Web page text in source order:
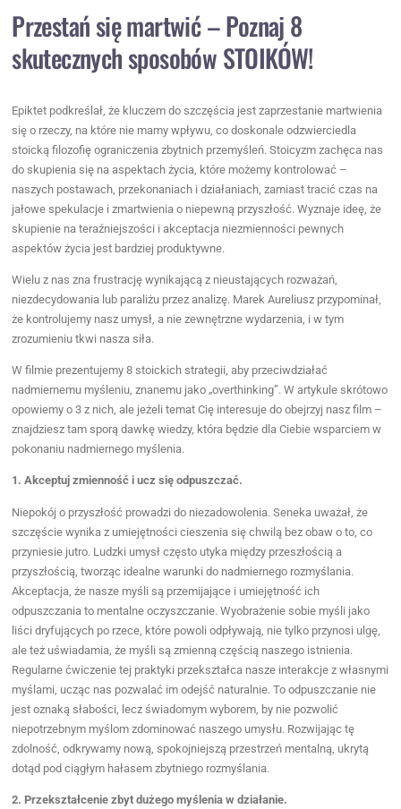
Przestań się martwić – Poznaj 8
skutecznych sposobów STOIKÓW!
Epiktet podkreślał, że kluczem do szczęścia jest zaprzestanie martwienia
się o rzeczy, na które nie mamy wpływu, co doskonale odzwierciedla
stoicką filozofię ograniczenia zbytnich przemyśleń. Stoicyzm zachęca nas
do skupienia się na aspektach życia, które możemy kontrolować –
naszych postawach, przekonaniach i działaniach, zamiast tracić czas na
jałowe spekulacje i zmartwienia o niepewną przyszłość. Wyznaje ideę, że
skupienie na teraźniejszości i akceptacja niezmienności pewnych
aspektów życia jest bardziej produktywne.
Wielu z nas zna frustrację wynikającą z nieustających rozważań,
niezdecydowania lub paraliżu przez analizę. Marek Aureliusz przypominał,
że kontrolujemy nasz umysł, a nie zewnętrzne wydarzenia, i w tym
zrozumieniu tkwi nasza siła.
W filmie prezentujemy 8 stoickich strategii, aby przeciwdziałać
nadmiernemu myśleniu, znanemu jako „overthinking”. W artykule skrótowo
opowiemy o 3 z nich, ale jeżeli temat Cię interesuje do obejrzyj nasz film –
znajdziesz tam sporą dawkę wiedzy, która będzie dla Ciebie wsparciem w
pokonaniu nadmiernego myślenia.
1. Akceptuj zmienność i ucz się odpuszczać.
Niepokój o przyszłość prowadzi do niezadowolenia. Seneka uważał, że
szczęście wynika z umiejętności cieszenia się chwilą bez obaw o to, co
przyniesie jutro. Ludzki umysł często utyka między przeszłością a
przyszłością, tworząc idealne warunki do nadmiernego rozmyślania.
Akceptacja, że nasze myśli są przemijające i umiejętność ich
odpuszczania to mentalne oczyszczanie. Wyobrażenie sobie myśli jako
liści dryfujących po rzece, które powoli odpływają, nie tylko przynosi ulgę,
ale też uświadamia, że myśli są zmienną częścią naszego istnienia.
Regularne ćwiczenie tej praktyki przekształca nasze interakcje z własnymi
myślami, ucząc nas pozwalać im odejść naturalnie. To odpuszczanie nie
jest oznaką słabości, lecz świadomym wyborem, by nie pozwolić
niepotrzebnym myślom zdominować naszego umysłu. Rozwijając tę
zdolność, odkrywamy nową, spokojniejszą przestrzeń mentalną, ukrytą
dotąd pod ciągłym hałasem zbytniego rozmyślania.
2. Przekształcenie zbyt dużego myślenia w działanie.